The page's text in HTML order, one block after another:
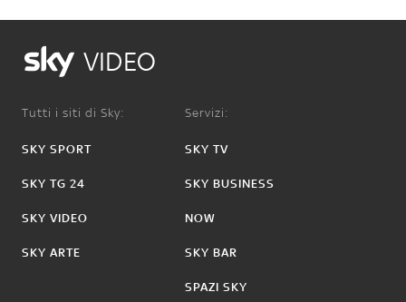
VIDEO
Tutti i siti di Sky:
SKY SPORT
SKY TG 24
SKY VIDEO
SKY ARTE
Servizi:
SKY TV
SKY BUSINESS
NOW
SKY BAR
SPAZI SKY